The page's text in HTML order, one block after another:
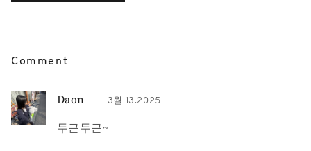
Comment
Daon 3월 13.2025
두근두근~